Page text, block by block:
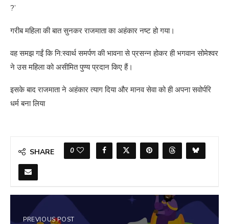
?’
गरीब महिला की बात सुनकर राजमाता का अहंकार नष्ट हो गया।
वह समझ गईं कि नि:स्वार्थ समर्पण की भावना से प्रसन्न होकर ही भगवान सोमेश्वर
ने उस महिला को असीमित पुण्य प्रदान किए हैं।
इसके बाद राजमाता ने अहंकार त्याग दिया और मानव सेवा को ही अपना सवोर्परि
धर्म बना लिया
SHARE 0
PREVIOUS POST